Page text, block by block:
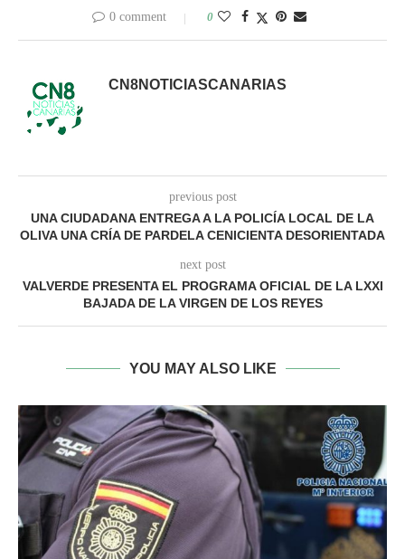
0 comment 0
CN8NOTICIASCANARIAS
previous post
UNA CIUDADANA ENTREGA A LA POLICÍA LOCAL DE LA
OLIVA UNA CRÍA DE PARDELA CENICIENTA DESORIENTADA
next post
VALVERDE PRESENTA EL PROGRAMA OFICIAL DE LA LXXI
BAJADA DE LA VIRGEN DE LOS REYES
YOU MAY ALSO LIKE